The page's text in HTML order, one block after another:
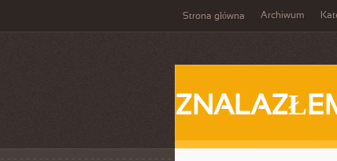
Strona główna Archiwum